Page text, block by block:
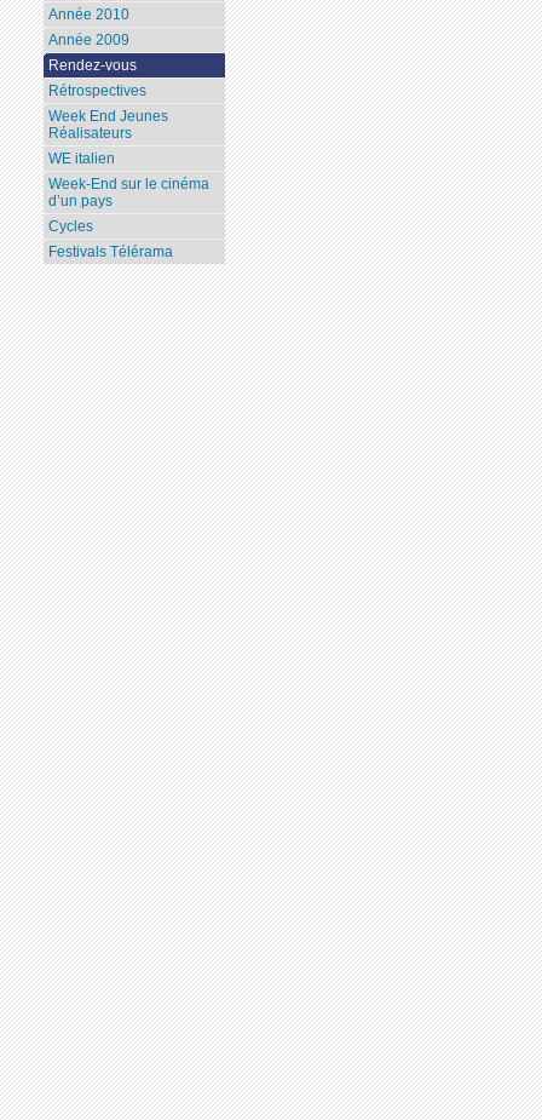
Année 2010
Année 2009
Rendez-vous
Rétrospectives
Week End Jeunes
Réalisateurs
WE italien
Week-End sur le cinéma
d’un pays
Cycles
Festivals Télérama